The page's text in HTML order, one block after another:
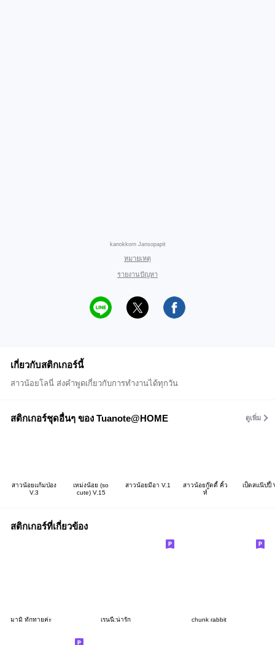
kanokkorn Jansopapit
หมายเหตุ
รายงานปัญหา
เกี่ยวกับสติกเกอร์นี้
สาวน้อยโลนี่ ส่งคำพูดเกี่ยวกับการทำงานได้ทุกวัน
สติกเกอร์ชุดอื่นๆ ของ Tuanote@HOME ดูเพิ่ม
สาวน้อยแก้มป่อง
V.3
เหม่งน้อย (so
cute) V.15
สาวน้อยมีอา V.1
สาวน้อยกู๊ดดี้ คิ้ว
ท์
เป็ดสแน๊ปปี้
สติกเกอร์ที่เกี่ยวข้อง
มามิ ทักทายค่ะ เรนนี่:น่ารัก chunk rabbit